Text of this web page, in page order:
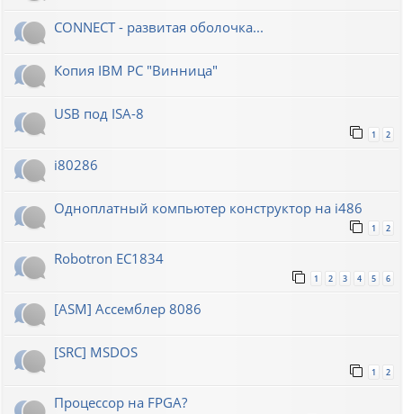
CONNECT - развитая оболочка...
Копия IBM PC "Винница"
USB под ISA-8
1 2
i80286
Одноплатный компьютер конструктор на i486
1 2
Robotron EC1834
1 2 3 4 5 6
[ASM] Ассемблер 8086
[SRC] MSDOS
1 2
Процессор на FPGA?